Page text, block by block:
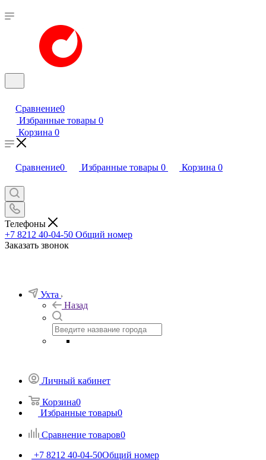
Сравнение0
Избранные товары 0
Корзина 0
Сравнение0 Избранные товары 0 Корзина 0
Телефоны
+7 8212 40-04-50 Общий номер
Заказать звонок
Ухта
Назад
Личный кабинет
Корзина0
Избранные товары0
Сравнение товаров0
+7 8212 40-04-50Общий номер